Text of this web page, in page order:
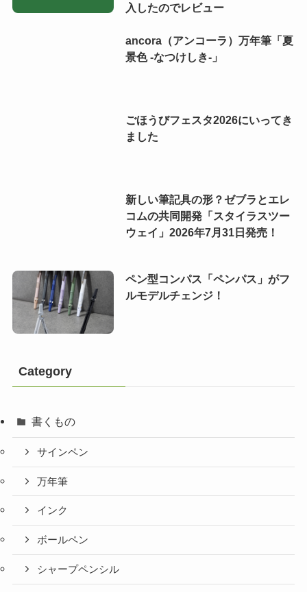
入したのでレビュー
ancora（アンコーラ）万年筆「夏
景色 -なつけしき-」
ごほうびフェスタ2026にいってき
ました
新しい筆記具の形？ゼブラとエレ
コムの共同開発「スタイラスツー
ウェイ」2026年7月31日発売！
ペン型コンパス「ペンパス」がフ
ルモデルチェンジ！
Category
書くもの
サインペン
万年筆
インク
ボールペン
シャープペンシル